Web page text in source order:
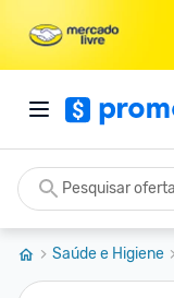
Saúde e Higiene